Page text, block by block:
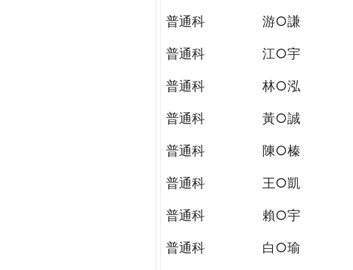
普通科
游○謙
普通科
江○宇
普通科
林○泓
普通科
黃○誠
普通科
陳○榛
普通科
王○凱
普通科
賴○宇
普通科
白○瑜